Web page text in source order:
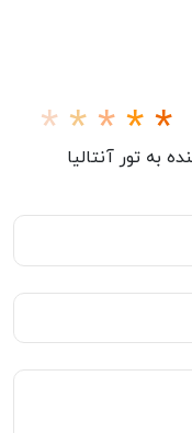
به تور آنتالیا